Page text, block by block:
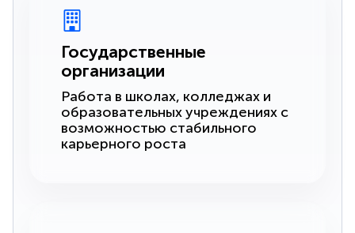
Государственные
организации
Работа в школах, колледжах и
образовательных учреждениях с
возможностью стабильного
карьерного роста